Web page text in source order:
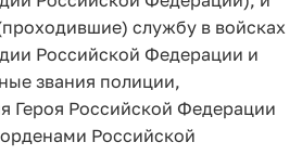
службу в войсках
Российской Федерации и
звания полиции,
Героя Российской Федерации
Российской